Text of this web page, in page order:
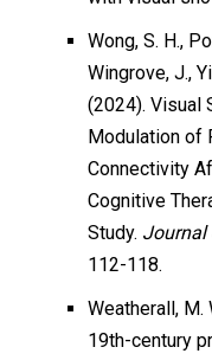
Wong, S. H.,
Wingrove, J.,
(2024). Visual
Modulation of
Connectivity
Cognitive
Study. Journal
112-118.
Weatherall, M.
19th-century